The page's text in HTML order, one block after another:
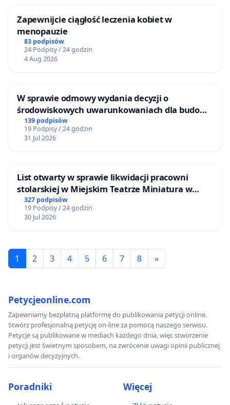
Zapewnijcie ciągłość leczenia kobiet w
menopauzie
83 podpisów
24 Podpisy / 24 godzin
4 Aug 2026
W sprawie odmowy wydania decyzji o
środowiskowych uwarunkowaniach dla budowy
zakładu wytwarzania biometanu „Krynki” w
Ostrowiu Południowym oraz ochrony
mieszkańców i Puszczy Knyszyńskiej
139 podpisów
19 Podpisy / 24 godzin
31 Jul 2026
List otwarty w sprawie likwidacji pracowni
stolarskiej w Miejskim Teatrze Miniatura w
Gdańsku
327 podpisów
19 Podpisy / 24 godzin
30 Jul 2026
1 2 3 4 5 6 7 8 »
Petycjeonline.com
Zapewniamy bezpłatną platformę do publikowania petycji online.
Stwórz profesjonalną petycję on-line za pomocą naszego serwisu.
Petycje są publikowane w mediach każdego dnia, więc stworzenie
petycji jest świetnym sposobem, na zwrócenie uwagi opinii publicznej
i organów decyzyjnych.
Poradniki Więcej